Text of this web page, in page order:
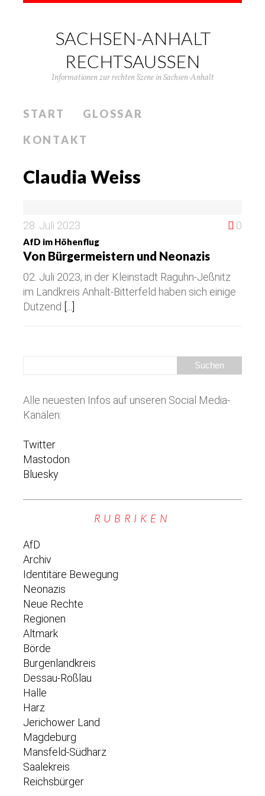
SACHSEN-ANHALT
RECHTSAUSSEN
Informationen zur rechten Szene in Sachsen-Anhalt
START
GLOSSAR
KONTAKT
Claudia Weiss
28. Juli 2023 0
AfD im Höhenflug
Von Bürgermeistern und Neonazis
02. Juli 2023, in der Kleinstadt Raguhn-Jeßnitz
im Landkreis Anhalt-Bitterfeld haben sich einige
Dutzend
Alle neuesten Infos auf unseren Social Media-
Kanälen:
Twitter
Mastodon
Bluesky
RUBRIKEN
AfD
Archiv
Identitäre Bewegung
Neonazis
Neue Rechte
Regionen
Altmark
Börde
Burgenlandkreis
Dessau-Roßlau
Halle
Harz
Jerichower Land
Magdeburg
Mansfeld-Südharz
Saalekreis
Reichsbürger